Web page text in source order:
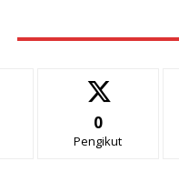
0
Pengikut